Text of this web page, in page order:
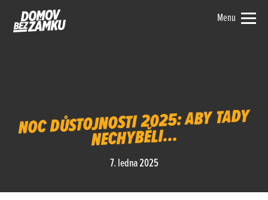
Menu
NOC DŮSTOJNOSTI 2025: ABY TADY
NECHYBĚLI…
7. ledna 2025